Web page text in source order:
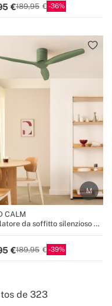
189,95 36
CALM
da soffitto silenzioso da
189,95 39
de 323